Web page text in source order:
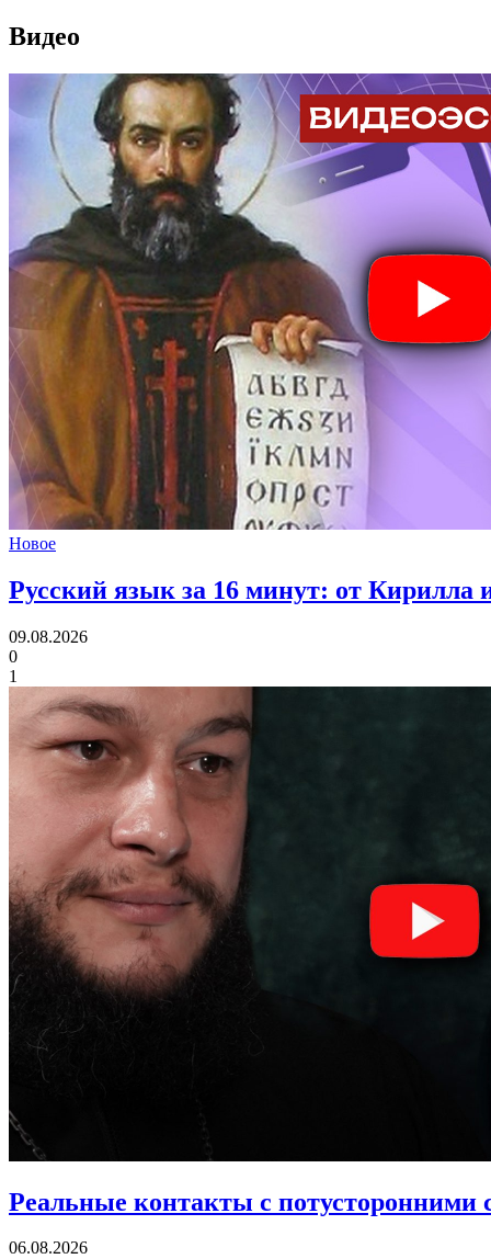
Видео
Новое
Русский язык за 16 минут: от Кирилла
09.08.2026
0
1
Реальные контакты с потусторонними
06.08.2026